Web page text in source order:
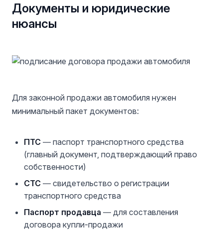
Документы и юридические
нюансы
Для законной продажи автомобиля нужен
минимальный пакет документов:
ПТС — паспорт транспортного средства
(главный документ, подтверждающий право
собственности)
СТС — свидетельство о регистрации
транспортного средства
Паспорт продавца — для составления
договора купли-продажи